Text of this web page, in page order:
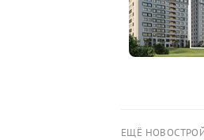
ЕЩЁ